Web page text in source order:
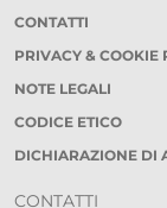
CONTATTI
PRIVACY & COOKIE
NOTE LEGALI
CODICE ETICO
DICHIARAZIONE DI
CONTATTI